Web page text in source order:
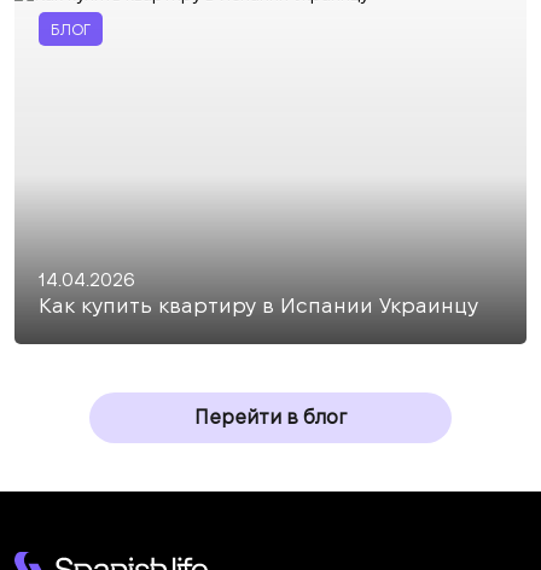
БЛОГ
14.04.2026
Как купить квартиру в Испании Украинцу
Перейти в блог